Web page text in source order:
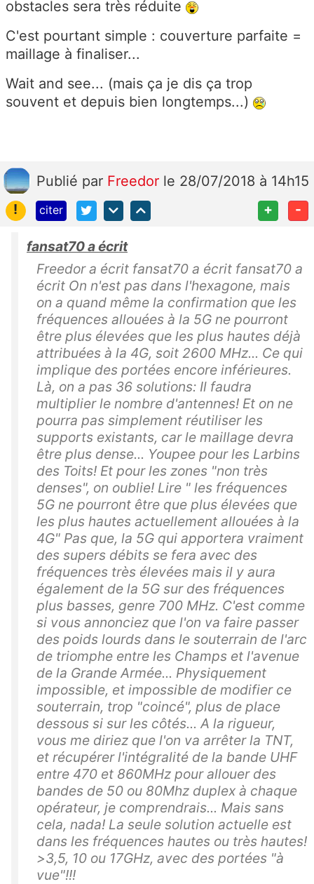
obstacles sera très réduite
C'est pourtant simple : couverture parfaite =
maillage à finaliser...
Wait and see... (mais ça je dis ça trop
souvent et depuis bien longtemps...)
Publié par Freedor le 28/07/2018 à 14h15
!
citer + -
fansat70 a écrit
Freedor a écrit fansat70 a écrit fansat70 a
écrit On n'est pas dans l'hexagone, mais
on a quand même la confirmation que les
fréquences allouées à la 5G ne pourront
être plus élevées que les plus hautes déjà
attribuées à la 4G, soit 2600 MHz... Ce qui
implique des portées encore inférieures.
Là, on a pas 36 solutions: Il faudra
multiplier le nombre d'antennes! Et on ne
pourra pas simplement réutiliser les
supports existants, car le maillage devra
être plus dense... Youpee pour les Larbins
des Toits! Et pour les zones "non très
denses", on oublie! Lire " les fréquences
5G ne pourront être que plus élevées que
les plus hautes actuellement allouées à la
4G" Pas que, la 5G qui apportera vraiment
des supers débits se fera avec des
fréquences très élevées mais il y aura
également de la 5G sur des fréquences
plus basses, genre 700 MHz. C'est comme
si vous annonciez que l'on va faire passer
des poids lourds dans le souterrain de l'arc
de triomphe entre les Champs et l'avenue
de la Grande Armée... Physiquement
impossible, et impossible de modifier ce
souterrain, trop "coincé", plus de place
dessous si sur les côtés... A la rigueur,
vous me diriez que l'on va arrêter la TNT,
et récupérer l'intégralité de la bande UHF
entre 470 et 860MHz pour allouer des
bandes de 50 ou 80Mhz duplex à chaque
opérateur, je comprendrais... Mais sans
cela, nada! La seule solution actuelle est
dans les fréquences hautes ou très hautes!
>3,5, 10 ou 17GHz, avec des portées "à
vue"!!!